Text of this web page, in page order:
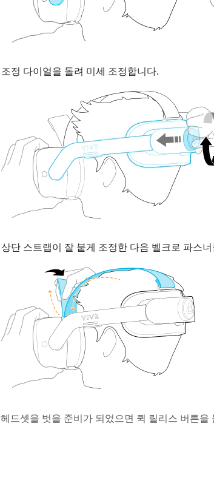
조정 다이얼을 돌려 미세 조정합니다.
상단 스트랩이 잘 붙게 조정한 다음 벨크로 파스
헤드셋을 벗을 준비가 되었으면 퀵 릴리스 버튼을